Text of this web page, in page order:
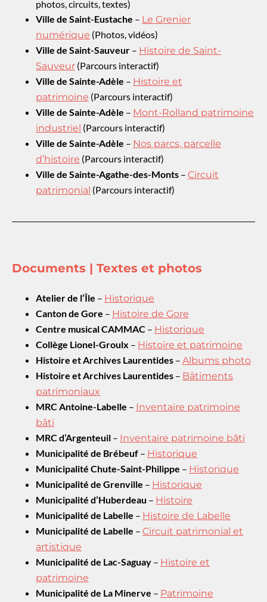
photos, circuits, textes)
Ville de Saint-Eustache – Le Grenier
numérique (Photos, vidéos)
Ville de Saint-Sauveur – Histoire de Saint-
Sauveur (Parcours interactif)
Ville de Sainte-Adèle – Histoire et
patrimoine (Parcours interactif)
Ville de Sainte-Adèle – Mont-Rolland patrimoine
industriel (Parcours interactif)
Ville de Sainte-Adèle – Nos parcs, parcelle
d’histoire (Parcours interactif)
Ville de Sainte-Agathe-des-Monts – Circuit
patrimonial (Parcours interactif)
Documents | Textes et photos
Atelier de l’Île – Historique
Canton de Gore – Histoire de Gore
Centre musical CAMMAC – Historique
Collège Lionel-Groulx – Histoire et patrimoine
Histoire et Archives Laurentides – Albums photo
Histoire et Archives Laurentides – Bâtiments
patrimoniaux
MRC Antoine-Labelle – Inventaire patrimoine
bâti
MRC d’Argenteuil – Inventaire patrimoine bâti
Municipalité de Brébeuf – Historique
Municipalité Chute-Saint-Philippe – Historique
Municipalité de Grenville – Historique
Municipalité d’Huberdeau – Histoire
Municipalité de Labelle – Histoire de Labelle
Municipalité de Labelle – Circuit patrimonial et
artistique
Municipalité de Lac-Saguay – Histoire et
patrimoine
Municipalité de La Minerve – Patrimoine